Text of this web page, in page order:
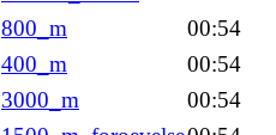
800_m
00:54
400_m
00:54
3000_m
00:54